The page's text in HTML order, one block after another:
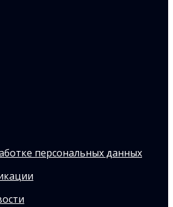
персональных данных